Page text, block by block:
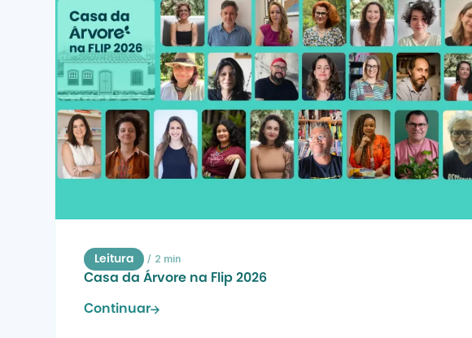
Leitura / 2 min
Casa da Árvore na Flip 2026
Continuar